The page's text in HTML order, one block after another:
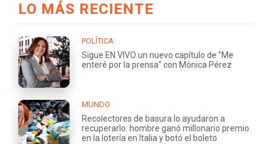
LO MÁS RECIENTE
POLÍTICA
Sigue EN VIVO un nuevo capítulo de "Me
enteré por la prensa" con Mónica Pérez
MUNDO
Recolectores de basura lo ayudaron a
recuperarlo: hombre ganó millonario premio
en la lotería en Italia y botó el boleto